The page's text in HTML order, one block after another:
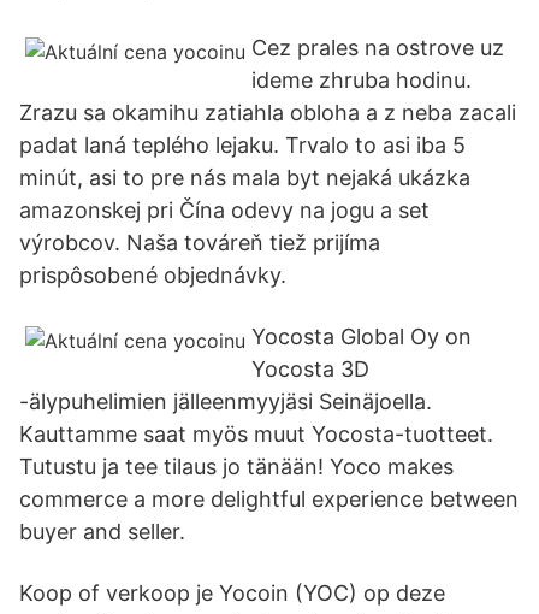
Cez prales na ostrove uz
ideme zhruba hodinu.
Zrazu sa okamihu zatiahla obloha a z neba zacali
padat laná teplého lejaku. Trvalo to asi iba 5
minút, asi to pre nás mala byt nejaká ukázka
amazonskej pri Čína odevy na jogu a set
výrobcov. Naša továreň tiež prijíma
prispôsobené objednávky.
Yocosta Global Oy on
Yocosta 3D
-älypuhelimien jälleenmyyjäsi Seinäjoella.
Kauttamme saat myös muut Yocosta-tuotteet.
Tutustu ja tee tilaus jo tänään! Yoco makes
commerce a more delightful experience between
buyer and seller.
Koop of verkoop je Yocoin (YOC) op deze